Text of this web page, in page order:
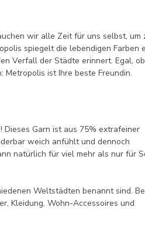
wir alle Zeit für uns selbst, um
spiegelt die lebendigen Farben
Verfall der Städte erinnert. Egal,
ist Ihre beste Freundin.
Dieses Garn ist aus 75% extrafeiner
weich anfühlt und dennoch
natürlich für viel mehr als nur für
Weltstädten benannt sind.
Kleidung, Wohn-Accessoires und